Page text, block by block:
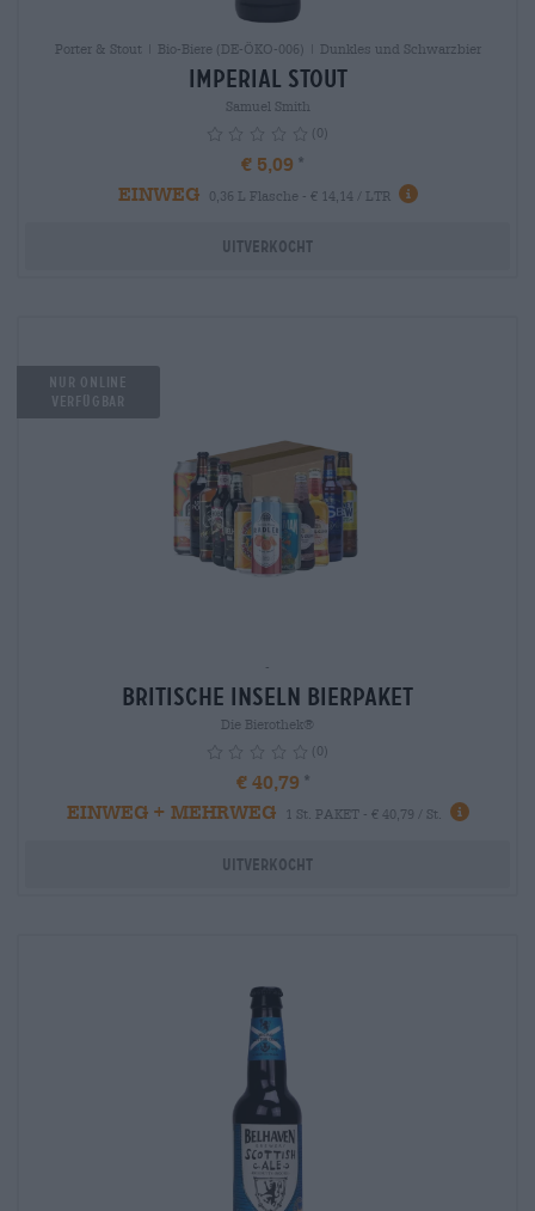
Porter & Stout | Bio-Biere (DE-ÖKO-006) | Dunkles und Schwarzbier
Imperial Stout
Samuel Smith
(0)
€ 5,09
EINWEG
0,36 L Flasche - € 14,14 / LTR info
Uitverkocht
Nur Online
verfügbar
-
Britische Inseln Bierpaket
Die Bierothek®
(0)
€ 40,79
EINWEG + MEHRWEG
1 St. PAKET - € 40,79 / St. info
Uitverkocht